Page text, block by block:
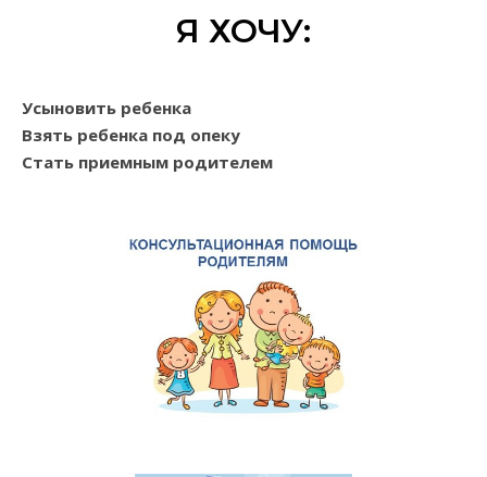
Я ХОЧУ:
Усыновить ребенка
Взять ребенка под опеку
Стать приемным родителем